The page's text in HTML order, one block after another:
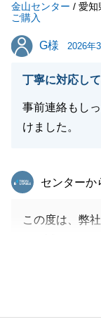
金山センター / 愛知
ご購入
G様
G様 2026年
丁寧に対応し
事前連絡もし
けました。
東急リバブ
センターか
この度は、弊
本当にありが
今後、不動産
声がけくださ